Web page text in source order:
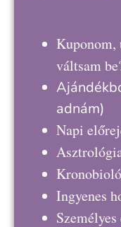
Kuponom,
váltsam
adnám)
Napi
Ingyenes